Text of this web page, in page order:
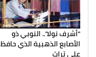
"أشرف نولا".. النوبي ذو
الأصابع الذهبية الذي حافظ
علي تراث